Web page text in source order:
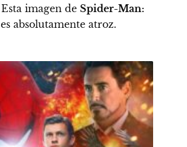
Esta imagen de Spider-Man:
es absolutamente atroz.